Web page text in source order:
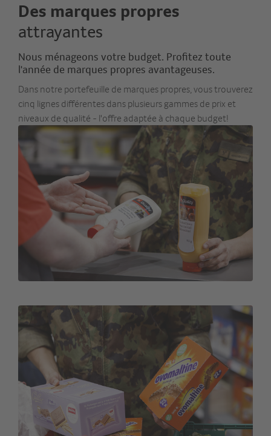
Des marques propres
attrayantes
Nous ménageons votre budget. Profitez toute
l'année de marques propres avantageuses.
Dans notre portefeuille de marques propres, vous trouverez
cinq lignes différentes dans plusieurs gammes de prix et
niveaux de qualité - l'offre adaptée à chaque budget!